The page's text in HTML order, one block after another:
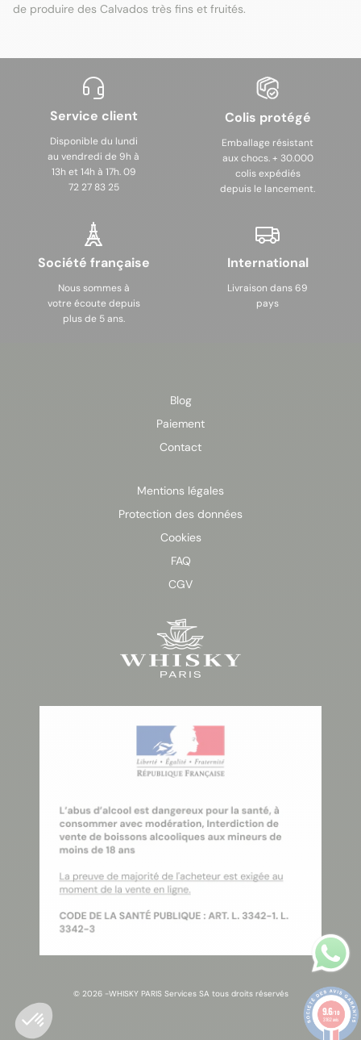
de produire des Calvados très fins et fruités.
Service client
Disponible du lundi
au vendredi de 9h à
13h et 14h à 17h. 09
72 27 83 25
Colis protégé
Emballage résistant
aux chocs. + 30.000
colis expédiés
depuis le lancement.
Société française
Nous sommes à
votre écoute depuis
plus de 5 ans.
International
Livraison dans 69
pays
Blog
Paiement
Contact
Mentions légales
Protection des données
Cookies
FAQ
CGV
© 2026 -WHISKY PARIS Services SA tous droits réservés
9.6/10
3162 avis